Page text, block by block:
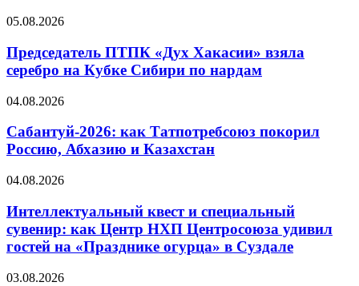
05.08.2026
Председатель ПТПК «Дух Хакасии» взяла
серебро на Кубке Сибири по нардам
04.08.2026
Сабантуй-2026: как Татпотребсоюз покорил
Россию, Абхазию и Казахстан
04.08.2026
Интеллектуальный квест и специальный
сувенир: как Центр НХП Центросоюза удивил
гостей на «Празднике огурца» в Суздале
03.08.2026